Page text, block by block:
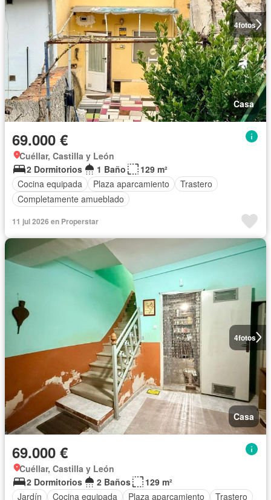
4fotos
Casa
69.000 €
Cuéllar, Castilla y León
2 Dormitorios
1 Baño
129 m²
Cocina equipada
Plaza aparcamiento
Trastero
Completamente amueblado
11 jul 2026 en Properstar
4fotos
Casa
69.000 €
Cuéllar, Castilla y León
2 Dormitorios
2 Baños
129 m²
Jardín
Cocina equipada Plaza aparcamiento Trastero